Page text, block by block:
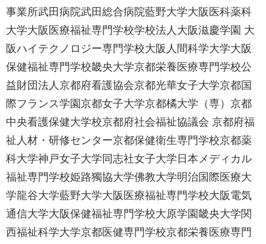
事業所武田病院武田総合病院藍野大学大阪医科薬科
大学大阪医療福祉専門学校学校法人大阪滋慶学園 大
阪ハイテクノロジー専門学校大阪人間科学大学大阪
保健福祉専門学校畿央大学京都栄養医療専門学校公
益財団法人京都府看護協会京都光華女子大学京都国
際フランス学園京都女子大学京都橘大学（専）京都
中央看護保健大学校京都府社会福祉協議会 京都府福
祉人材・研修センター京都保健衛生専門学校京都薬
科大学神戸女子大学同志社女子大学日本メディカル
福祉専門学校姫路獨協大学佛教大学明治国際医療大
学龍谷大学藍野大学大阪医療福祉専門学校大阪電気
通信大学大阪保健福祉専門学校大原学園畿央大学関
西福祉科学大学京都医健専門学校京都栄養医療専門